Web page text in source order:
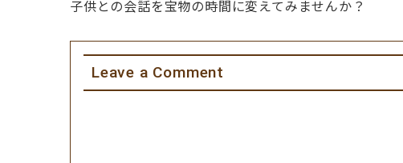
子供との会話を宝物の時間に変えてみませんか？
Leave a Comment